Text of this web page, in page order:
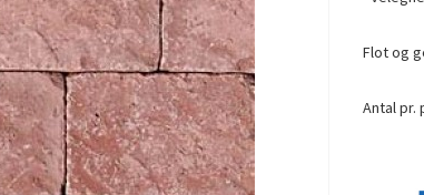
Flot og
Antal pr.